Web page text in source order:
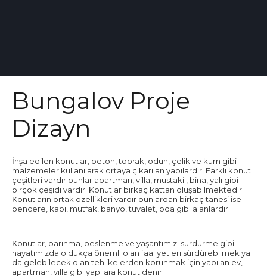
Bungalov Proje
Dizayn
İnşa edilen konutlar, beton, toprak, odun, çelik ve kum gibi
malzemeler kullanılarak ortaya çıkarılan yapılardır. Farklı konut
çeşitleri vardır bunlar apartman, villa, müstakil, bina, yalı gibi
birçok çeşidi vardır. Konutlar birkaç kattan oluşabilmektedir.
Konutların ortak özellikleri vardır bunlardan birkaç tanesi ise
pencere, kapı, mutfak, banyo, tuvalet, oda gibi alanlardır.
Konutlar, barınma, beslenme ve yaşantımızı sürdürme gibi
hayatımızda oldukça önemli olan faaliyetleri sürdürebilmek ya
da gelebilecek olan tehlikelerden korunmak için yapılan ev,
apartman, villa gibi yapılara konut denir.